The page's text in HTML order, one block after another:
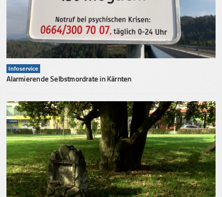
Infoservice
Alarmierende Selbstmordrate in Kärnten